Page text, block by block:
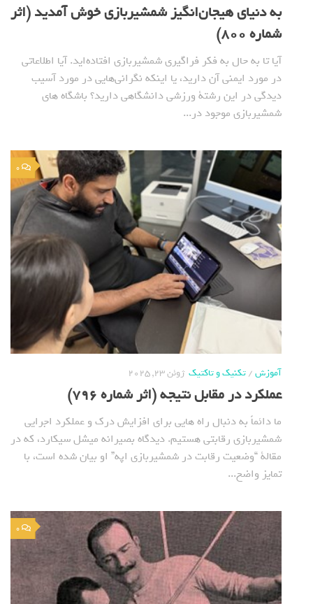
به دنیای هیجان‌انگیز شمشیربازی خوش آمدید (اثر
شماره 800)
آیا تا به حال به فکر فراگیری شمشیربازی افتاده‌اید. آیا اطلاعاتی
در مورد ایمنی آن دارید، یا اینکه نگرانی‌هایی در مورد آسیب
دیدگی در این رشتة ورزشی دانشگاهی دارید؟ باشگاه های
شمشیربازی موجود در...
0
آموزش/تکنیک و تاکتیک ژوئن 23, 2025
عملکرد در مقابل نتیجه (اثر شماره 796)
ما دائماً به دنبال راه هایی برای افزایش درک و عملکرد اجرایی
شمشیربازی رقابتی هستیم. دیدگاه بصیرانه میشل سیکارد، که در
مقالة “وضعیت رقابت در شمشیربازی اپه” او بیان شده است، با
تمایز واضح...
0